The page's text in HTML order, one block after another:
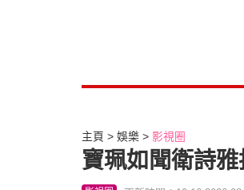
主頁 娛樂 影視圈
寶珮如聞衛詩